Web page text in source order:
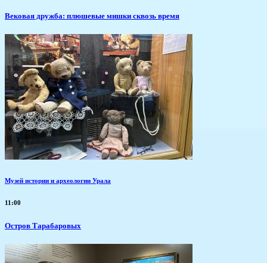
Вековая дружба: плюшевые мишки сквозь время
Музей истории и археологии Урала
11:00
Остров Тарабаровых